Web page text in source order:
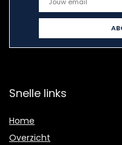
Snelle links
Home
Overzicht